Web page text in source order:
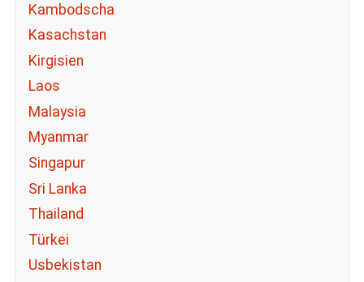
Kambodscha
Kasachstan
Kirgisien
Laos
Malaysia
Myanmar
Singapur
Sri Lanka
Thailand
Türkei
Usbekistan